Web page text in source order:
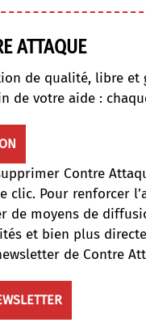
ATTAQUE
de qualité, libre et
de votre aide :
Contre
clic. Pour renforcer
de moyens de
et bien plus
de Contre